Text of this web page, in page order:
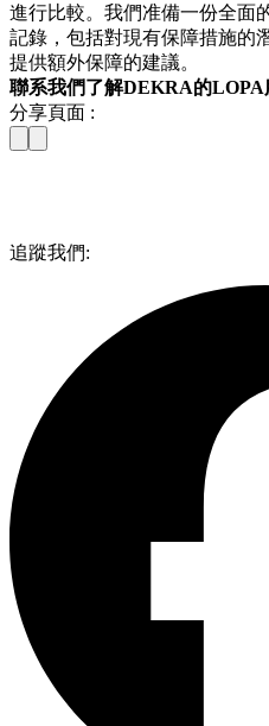
進行比較。我們准備一份全面
記錄，包括對現有保障措施的
提供額外保障的建議。
聯系我們了解DEKRA的LOPA
分享頁面 :
追蹤我們: